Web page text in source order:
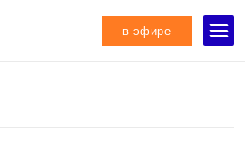
в эфире